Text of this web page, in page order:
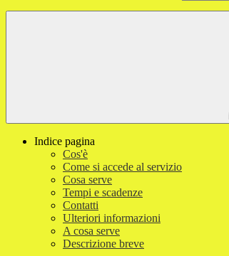
Indice pagina
Cos'è
Come si accede al servizio
Cosa serve
Tempi e scadenze
Contatti
Ulteriori informazioni
A cosa serve
Descrizione breve